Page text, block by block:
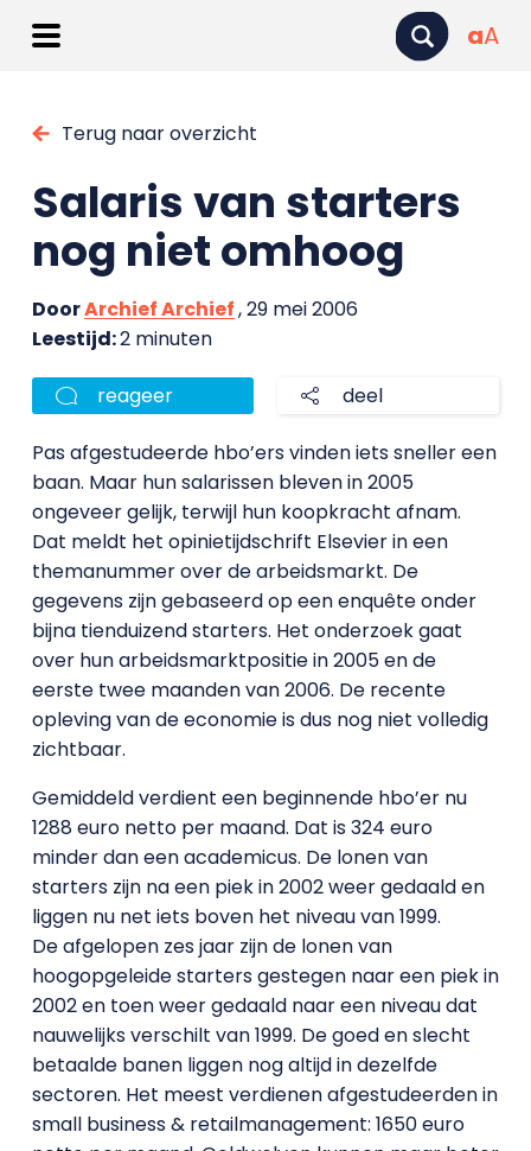
aA
Terug naar overzicht
Salaris van starters
nog niet omhoog
DoorArchief Archief, 29 mei 2006
Leestijd:2 minuten
reageer deel
Pas afgestudeerde hbo’ers vinden iets sneller een
baan. Maar hun salarissen bleven in 2005
ongeveer gelijk, terwijl hun koopkracht afnam.
Dat meldt het opinietijdschrift Elsevier in een
themanummer over de arbeidsmarkt. De
gegevens zijn gebaseerd op een enquête onder
bijna tienduizend starters. Het onderzoek gaat
over hun arbeidsmarktpositie in 2005 en de
eerste twee maanden van 2006. De recente
opleving van de economie is dus nog niet volledig
zichtbaar.
Gemiddeld verdient een beginnende hbo’er nu
1288 euro netto per maand. Dat is 324 euro
minder dan een academicus. De lonen van
starters zijn na een piek in 2002 weer gedaald en
liggen nu net iets boven het niveau van 1999.
De afgelopen zes jaar zijn de lonen van
hoogopgeleide starters gestegen naar een piek in
2002 en toen weer gedaald naar een niveau dat
nauwelijks verschilt van 1999. De goed en slecht
betaalde banen liggen nog altijd in dezelfde
sectoren. Het meest verdienen afgestudeerden in
small business & retailmanagement: 1650 euro